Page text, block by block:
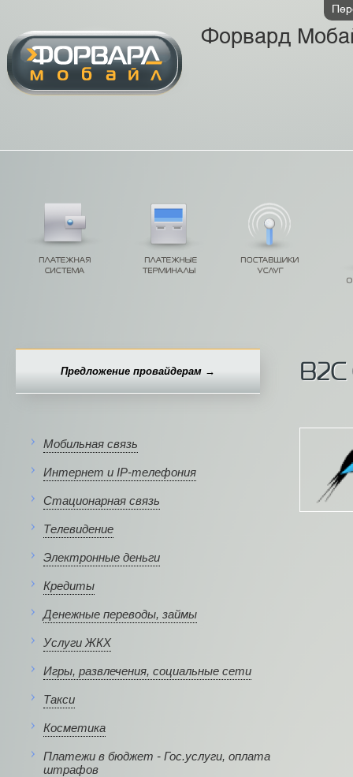
Форвард
Предложение провайдерам →
Мобильная связь
Интернет и IP-телефония
Стационарная связь
Телевидение
Электронные деньги
Кредиты
Денежные переводы, займы
Услуги ЖКХ
Игры, развлечения, социальные сети
Такси
Косметика
Платежи в бюджет - Гос.услуги, оплата
штрафов
B2C